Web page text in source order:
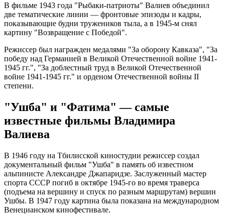
В фильме 1943 года "Рыбаки-патриоты" Валиев объединил
две тематические линии — фронтовые эпизоды и кадры,
показывающие будни тружеников тыла, а в 1945-м снял
картину "Возвращение с Победой".
Режиссер был награжден медалями "За оборону Кавказа", "За
победу над Германией в Великой Отечественной войне 1941-
1945 гг.", "За доблестный труд в Великой Отечественной
войне 1941-1945 гг." и орденом Отечественной войны II
степени.
"Ушба" и "Фатима" — самые
известные фильмы Владимира
Валиева
В 1946 году на Тбилисской киностудии режиссер создал
документальный фильм "Ушба" в память об известном
альпинисте Александре Джапаридзе. Заслуженный мастер
спорта СССР погиб в октябре 1945-го во время траверса
(подъема на вершину и спуск по разным маршрутам) вершин
Ушбы. В 1947 году картина была показана на международном
Венецианском кинофестивале.